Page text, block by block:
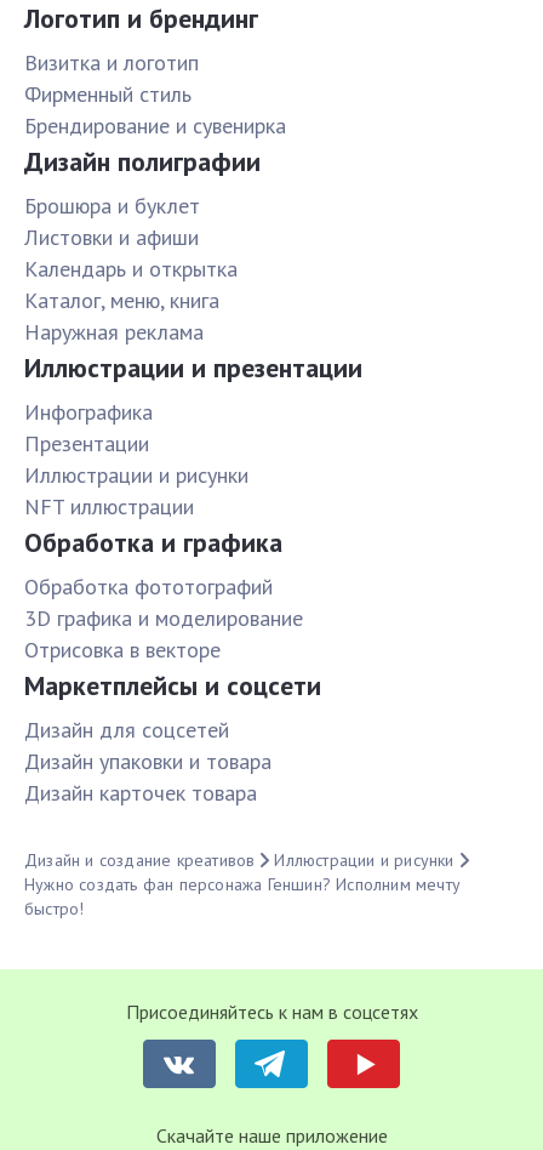
Логотип и брендинг
Визитка и логотип
Фирменный стиль
Брендирование и сувенирка
Дизайн полиграфии
Брошюра и буклет
Листовки и афиши
Календарь и открытка
Каталог, меню, книга
Наружная реклама
Иллюстрации и презентации
Инфографика
Презентации
Иллюстрации и рисунки
NFT иллюстрации
Обработка и графика
Обработка фототографий
3D графика и моделирование
Отрисовка в векторе
Маркетплейсы и соцсети
Дизайн для соцсетей
Дизайн упаковки и товара
Дизайн карточек товара
Дизайн и создание креативов
Иллюстрации и рисунки
Нужно создать фан персонажа Геншин? Исполним мечту
быстро!
Присоединяйтесь к нам в соцсетях
Cкачайте наше приложение